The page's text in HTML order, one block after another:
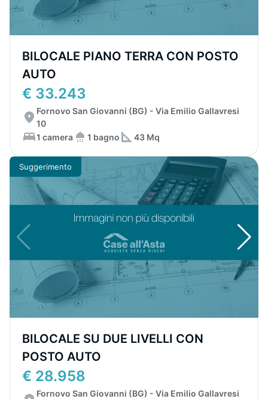
BILOCALE PIANO TERRA CON POSTO
AUTO
€ 33.243
Fornovo San Giovanni (BG) - Via Emilio Gallavresi
10
1 camera
1 bagno 43 Mq
Suggerimento
BILOCALE SU DUE LIVELLI CON
POSTO AUTO
€ 28.958
Fornovo San Giovanni (BG) - Via Emilio Gallavresi